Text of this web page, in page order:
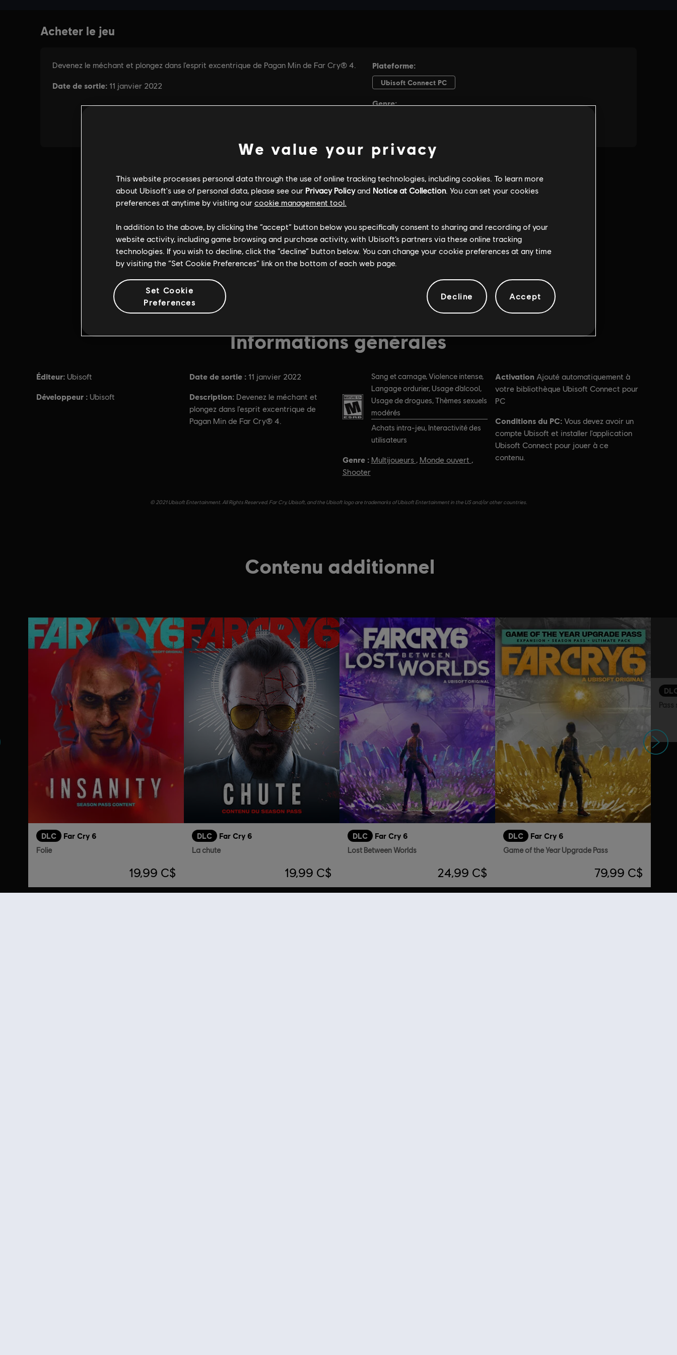
Informations générales
Éditeur: Ubisoft
Développeur : Ubisoft
Date de sortie : 11 janvier 2022
Description: Devenez le méchant et
plongez dans l'esprit excentrique de
Pagan Min de Far Cry® 4.
Sang et carnage, Violence intense,
Langage ordurier, Usage d’alcool,
Usage de drogues, Thèmes sexuels
modérés
Achats intra-jeu, Interactivité des
utilisateurs
Genre : Multijoueurs , Monde ouvert ,
Shooter
Activation Ajouté automatiquement à
votre bibliothèque Ubisoft Connect pour
PC
Conditions du PC: Vous devez avoir un
compte Ubisoft et installer l'application
Ubisoft Connect pour jouer à ce
contenu.
© 2021 Ubisoft Entertainment. All Rights Reserved. Far Cry, Ubisoft, and the Ubisoft logo are trademarks of Ubisoft Entertainment in the US and/or other countries.
Contenu additionnel
DLC Far Cry 6
Folie
19,99 C$
DLC Far Cry 6
La chute
19,99 C$
DLC Far Cry 6
Lost Between Worlds
24,99 C$
DLC Far Cry 6
Game of the Year Upgrade Pass
79,99 C$
Suivant
We value your privacy
This website processes personal data through the use of online tracking technologies, including cookies. To learn more
about Ubisoft's use of personal data, please see our Privacy Policyand Notice at Collection. You can set your cookies
preferences at anytime by visiting our cookie management tool.
In addition to the above, by clicking the “accept” button below you specifically consent to sharing and recording of your
website activity, including game browsing and purchase activity, with Ubisoft’s partners via these online tracking
technologies. If you wish to decline, click the “decline” button below. You can change your cookie preferences at any time
by visiting the “Set Cookie Preferences” link on the bottom of each web page.
Set Cookie
Preferences
Decline Accept